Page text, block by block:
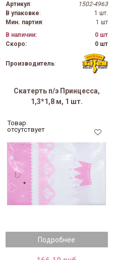
Артикул:
1502-4963
В упаковке:
1 шт.
Мин. партия:
1 шт
В наличии:
0 шт
Скоро:
0 шт
Производитель:
Скатерть п/э Принцесса,
1,3*1,8 м, 1 шт.
Подробнее
Товар
отсутствует